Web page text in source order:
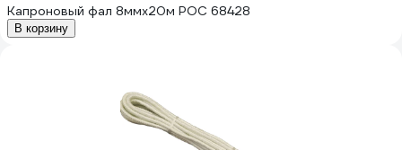
Капроновый фал 8ммх20м РОС 68428
В корзину